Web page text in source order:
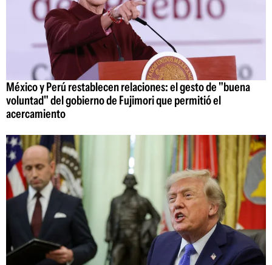
México y Perú restablecen relaciones: el gesto de "buena
voluntad" del gobierno de Fujimori que permitió el
acercamiento